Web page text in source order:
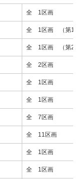
全 1区画
全 1区画 （第1期
全 1区画 （第2期
全 2区画
全 1区画
全 1区画
全 7区画
全 11区画
全 1区画
全 1区画